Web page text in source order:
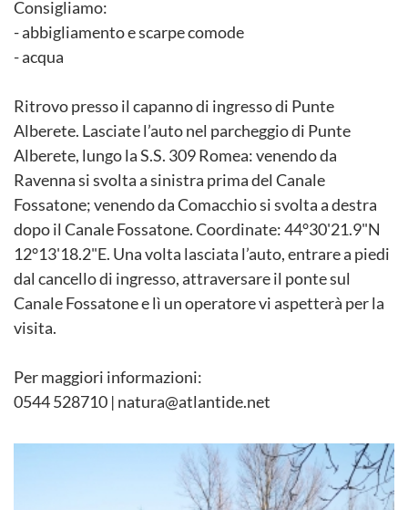
Consigliamo:
- abbigliamento e scarpe comode
- acqua
Ritrovo presso il capanno di ingresso di Punte
Alberete. Lasciate l’auto nel parcheggio di Punte
Alberete, lungo la S.S. 309 Romea: venendo da
Ravenna si svolta a sinistra prima del Canale
Fossatone; venendo da Comacchio si svolta a destra
dopo il Canale Fossatone. Coordinate: 44°30'21.9"N
12°13'18.2"E. Una volta lasciata l’auto, entrare a piedi
dal cancello di ingresso, attraversare il ponte sul
Canale Fossatone e lì un operatore vi aspetterà per la
visita.
Per maggiori informazioni:
0544 528710 | natura@atlantide.net